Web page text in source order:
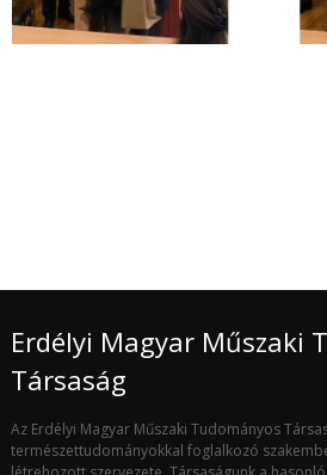
János
Erdélyi Magyar Műszaki
Társaság
Az Erdélyi Magyar Műszaki Tudományos
természettudományokkal foglalkozó